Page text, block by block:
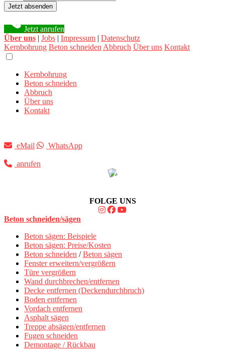
Jetzt absenden
Jetzt anrufen
Über uns | Jobs | Impressum | Datenschutz
Kernbohrung Beton schneiden Abbruch Über uns Kontakt
Kernbohrung
Beton schneiden
Abbruch
Über uns
Kontakt
eMail WhatsApp
anrufen
FOLGE UNS
Beton schneiden/sägen
Beton sägen: Beispiele
Beton sägen: Preise/Kosten
Beton schneiden /Beton sägen
Fenster erweitern/vergrößern
Türe vergrößern
Wand durchbrechen/entfernen
Decke entfernen (Deckendurchbruch)
Boden entfernen
Vordach entfernen
Asphalt sägen
Treppe absägen/entfernen
Fugen schneiden
Demontage / Rückbau